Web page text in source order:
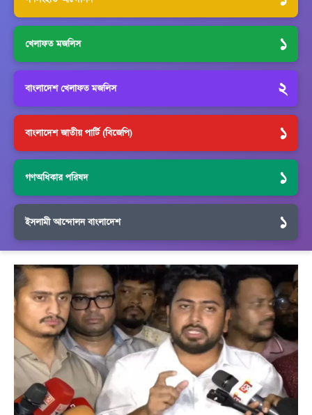
খেলাফত মজলিস ১
বাংলাদেশ খেলাফত মজলিস ২
বাংলাদেশ জাতীয় পার্টি (বিজেপি) ১
গণঅধিকার পরিষদ ১
ইসলামী আন্দোলন বাংলাদেশ ১